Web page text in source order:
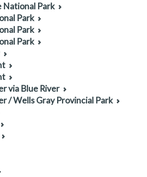
National Park
Park
Park
Park
via Blue River
/ Wells Gray Provincial Park